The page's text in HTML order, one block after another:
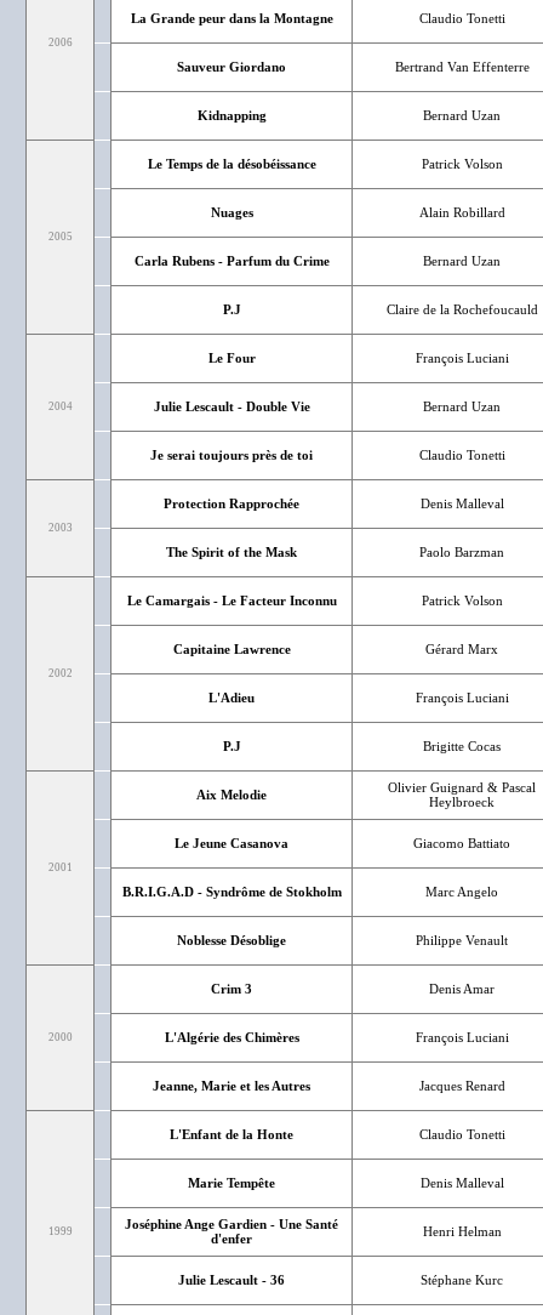
2006
La Grande peur dans la Montagne Claudio Tonetti
Sauveur Giordano Bertrand Van Effenterre
Kidnapping Bernard Uzan
2005
Le Temps de la désobéissance Patrick Volson
Nuages Alain Robillard
Carla Rubens - Parfum du Crime Bernard Uzan
P.J Claire de la Rochefoucauld
2004
Le Four François Luciani
Julie Lescault - Double Vie Bernard Uzan
Je serai toujours près de toi Claudio Tonetti
2003
Protection Rapprochée Denis Malleval
The Spirit of the Mask Paolo Barzman
2002
Le Camargais - Le Facteur Inconnu Patrick Volson
Capitaine Lawrence Gérard Marx
L'Adieu François Luciani
P.J Brigitte Cocas
2001
Aix Melodie
Olivier Guignard & Pascal
Heylbroeck
Le Jeune Casanova Giacomo Battiato
B.R.I.G.A.D - Syndrôme de Stokholm Marc Angelo
Noblesse Désoblige Philippe Venault
2000
Crim 3 Denis Amar
L'Algérie des Chimères François Luciani
Jeanne, Marie et les Autres Jacques Renard
1999
L'Enfant de la Honte Claudio Tonetti
Marie Tempête Denis Malleval
Joséphine Ange Gardien - Une Santé
d'enfer
Henri Helman
Julie Lescault - 36 Stéphane Kurc